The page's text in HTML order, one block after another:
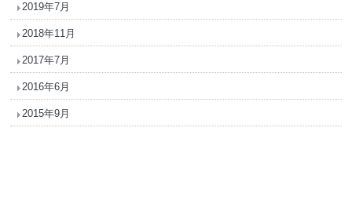
2019年7月
2018年11月
2017年7月
2016年6月
2015年9月